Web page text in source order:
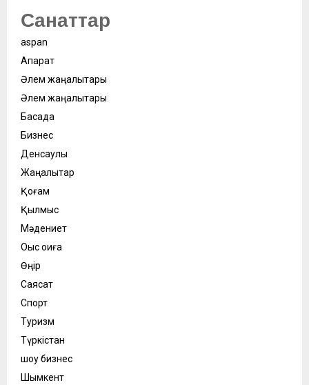
Санаттар
aspan
Ақпарат
Әлем жаңалықтары
Әлем жаңалықтары
Басқада
Бизнес
Денсаулық
Жаңалықтар
Қоғам
Қылмыс
Мәдениет
Оқыс оқиға
Өңір
Саясат
Спорт
Туризм
Түркістан
шоу бизнес
Шымкент